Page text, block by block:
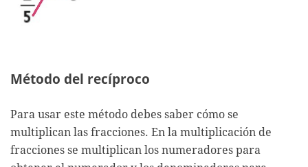
Método del recíproco
Para usar este método debes saber cómo se
multiplican las fracciones. En la multiplicación de
fracciones se multiplican los numeradores para